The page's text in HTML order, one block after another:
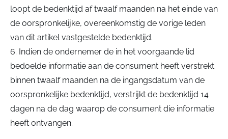
loopt de bedenktijd af twaalf maanden na het einde van
de oorspronkelijke, overeenkomstig de vorige leden
van dit artikel vastgestelde bedenktijd.
6. Indien de ondernemer de in het voorgaande lid
bedoelde informatie aan de consument heeft verstrekt
binnen twaalf maanden na de ingangsdatum van de
oorspronkelijke bedenktijd, verstrijkt de bedenktijd 14
dagen na de dag waarop de consument die informatie
heeft ontvangen.